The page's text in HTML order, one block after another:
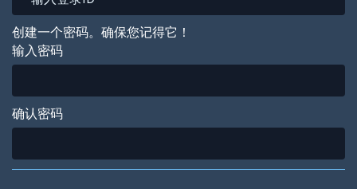
创建一个密码。确保您记得它！
输入密码
确认密码